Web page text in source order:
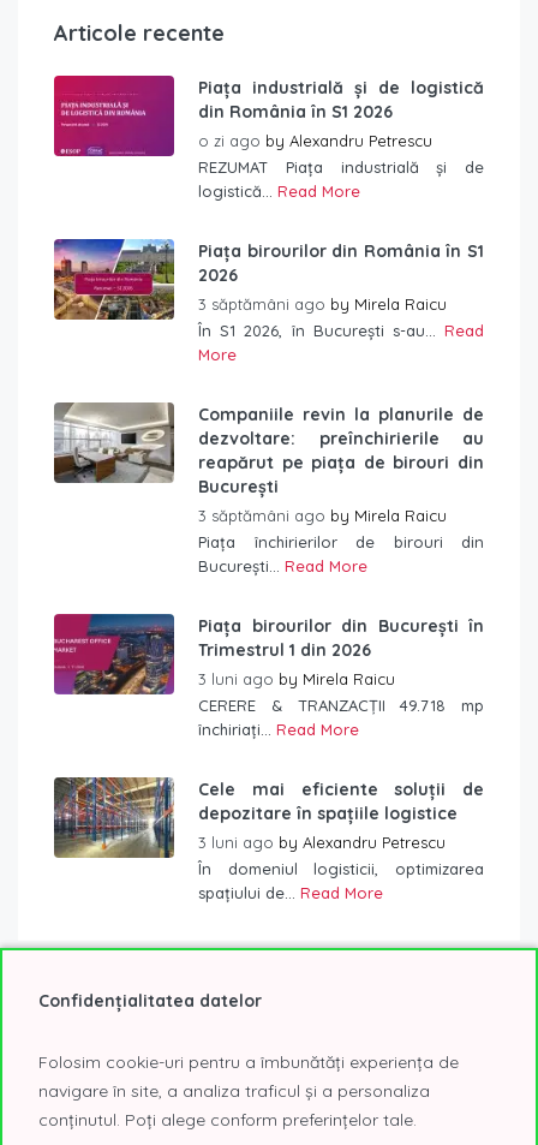
Articole recente
Piața industrială și de logistică
din România în S1 2026
o zi ago by Alexandru Petrescu
REZUMAT Piața industrială și de
logistică... Read More
Piața birourilor din România în S1
2026
3 săptămâni ago by Mirela Raicu
În S1 2026, în București s-au... Read
More
Companiile revin la planurile de
dezvoltare: preînchirierile au
reapărut pe piața de birouri din
București
3 săptămâni ago by Mirela Raicu
Piața închirierilor de birouri din
București... Read More
Piața birourilor din București în
Trimestrul 1 din 2026
3 luni ago by Mirela Raicu
CERERE & TRANZACȚII 49.718 mp
închiriați... Read More
Cele mai eficiente soluții de
depozitare în spațiile logistice
3 luni ago by Alexandru Petrescu
În domeniul logisticii, optimizarea
spațiului de... Read More
2020 2021 @Expo AFI Tech Park
birou
birouri
birouri Bucuresti
birouri clasa A
Confidențialitatea datelor
Folosim cookie-uri pentru a îmbunătăți experiența de
navigare în site, a analiza traficul și a personaliza
conținutul. Poți alege conform preferințelor tale.